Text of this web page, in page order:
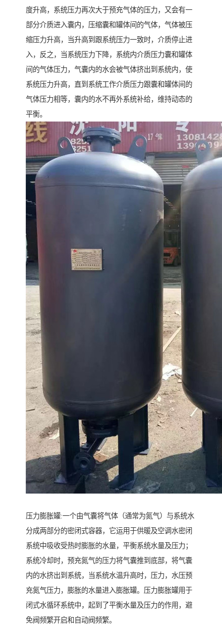
度升高，系统压力再次大于预充气体的压力，又会有一
部分介质进入囊内，压缩囊和罐体间的气体，气体被压
缩压力升高，当升高到跟系统压力一致时，介质停止进
入，反之，当系统压力下降，系统内介质压力囊和罐体
间的气体压力，气囊内的水会被气体挤出到系统内，使
系统压力升高，直到系统工作介质压力跟囊和罐体间的
气体压力相等，囊内的水不再外系统补给，维持动态的
平衡。
压力膨胀罐:一个由气囊将气体（通常为氮气）与系统水
分成两部分的密闭式容器，它运用于供暖及空调水密闭
系统中吸收受热时膨胀的水量，平衡系统水量及压力；
系统冷却时，预充氮气的压力将气囊推到底部，将气囊
内的水挤出到系统，当系统水温升高时，压力，水压预
充氮气压力，膨胀的水量进入膨胀罐。压力膨胀罐用于
闭式水循环系统中，起到了平衡水量及压力的作用，避
免阀频繁开启和自动阀频繁。